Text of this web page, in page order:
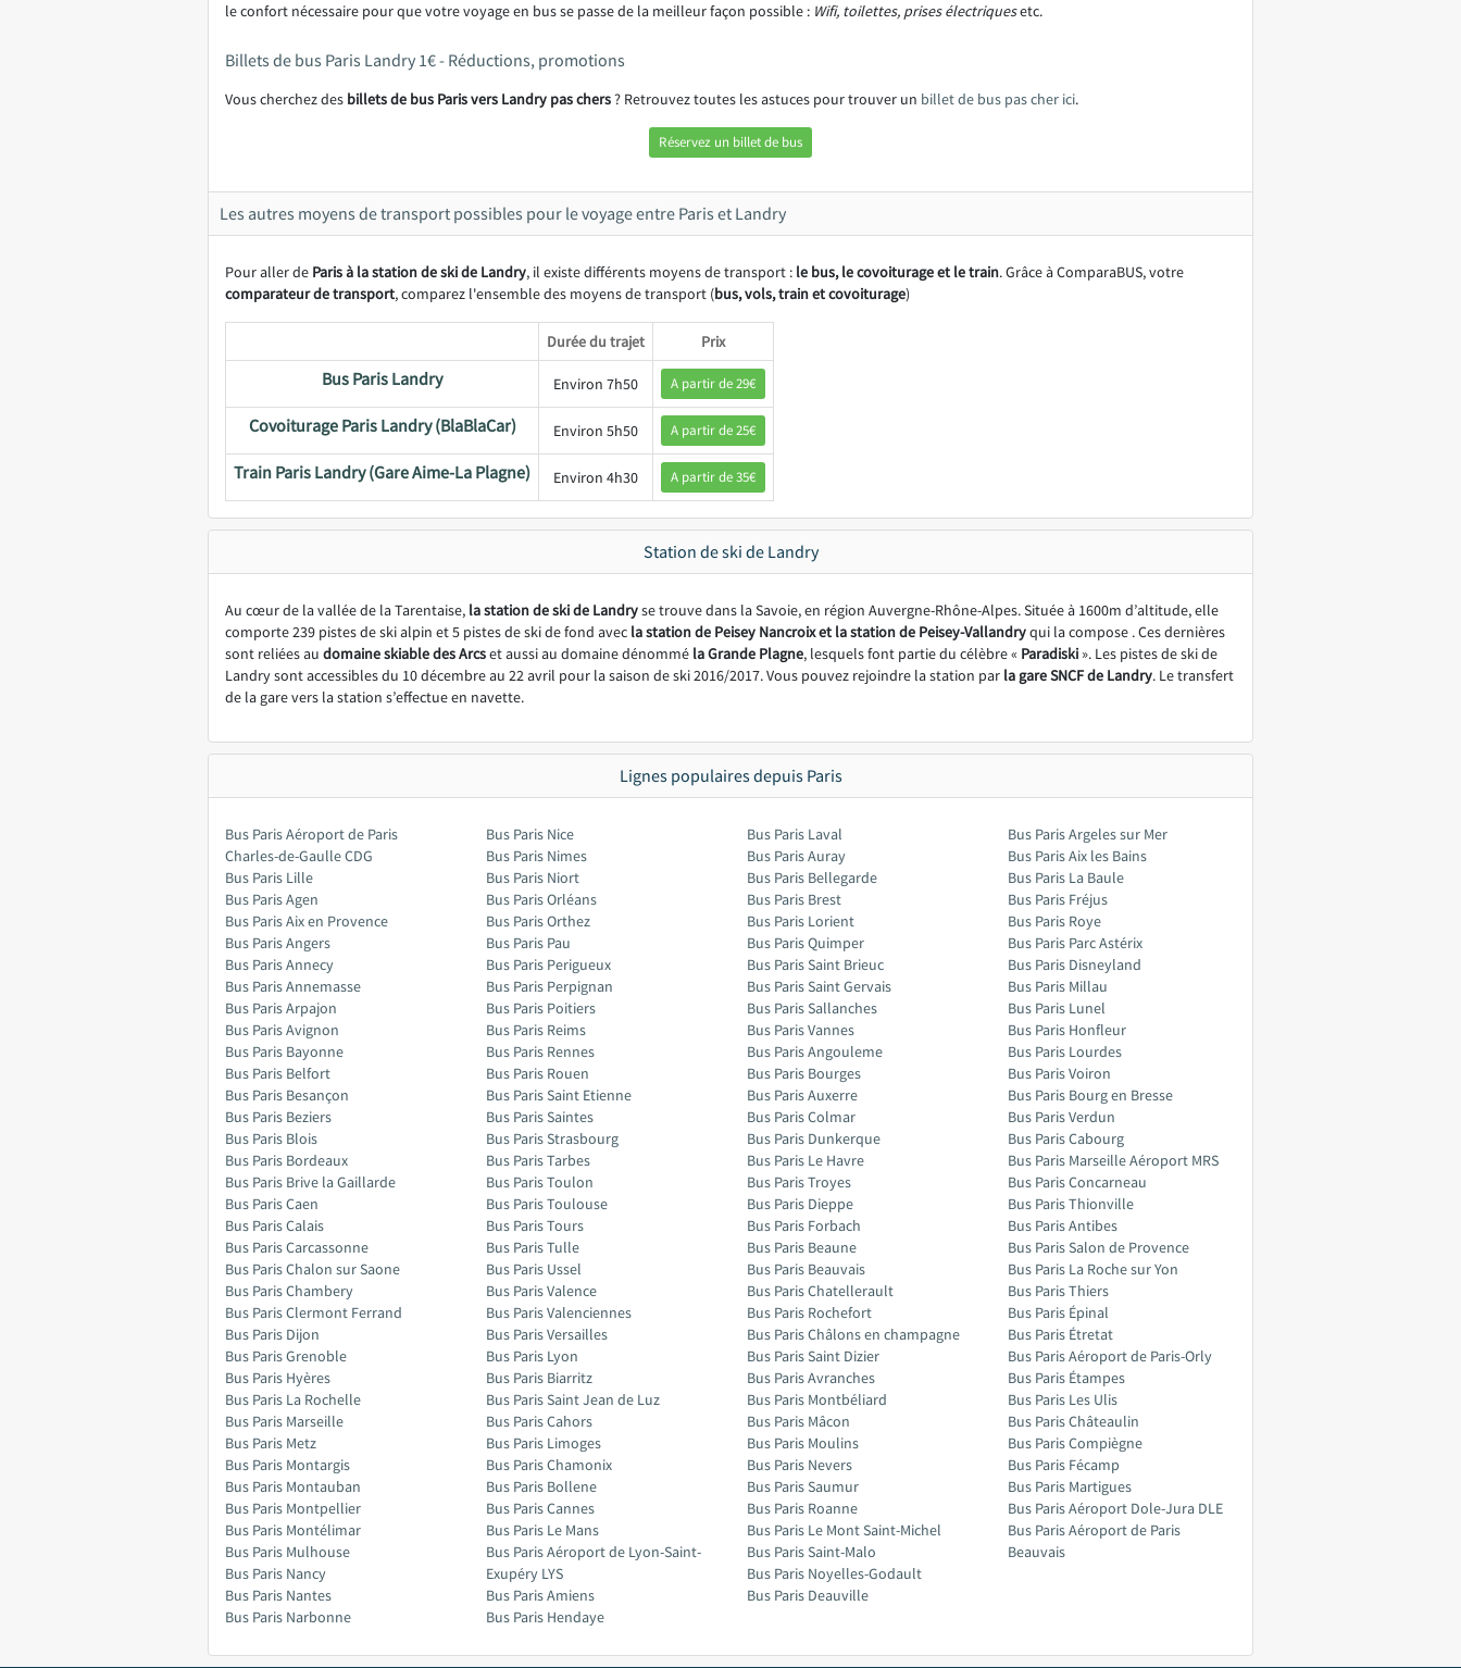
le confort nécessaire pour que votre voyage en bus se passe de la meilleur façon possible : Wifi, toilettes, prises électriquesetc.
Billets de bus Paris Landry 1€ - Réductions, promotions
Vous cherchez des billets de bus Paris vers Landry pas chers? Retrouvez toutes les astuces pour trouver un billet de bus pas cher ici.
Réservez un billet de bus
Les autres moyens de transport possibles pour le voyage entre Paris et Landry
Pour aller de Paris à la station de ski de Landry, il existe différents moyens de transport : le bus, le covoiturage et le train. Grâce à ComparaBUS, votre
comparateur de transport, comparez l'ensemble des moyens de transport (bus, vols, train et covoiturage)
Durée du trajet Prix
Bus Paris Landry Environ 7h50 A partir de 29€
Covoiturage Paris Landry (BlaBlaCar) Environ 5h50 A partir de 25€
Train Paris Landry (Gare Aime-La Plagne) Environ 4h30 A partir de 35€
Station de ski de Landry
Au cœur de la vallée de la Tarentaise, la station de ski de Landryse trouve dans la Savoie, en région Auvergne-Rhône-Alpes. Située à 1600m d’altitude, elle
comporte 239 pistes de ski alpin et 5 pistes de ski de fond avec la station de Peisey Nancroix et la station de Peisey-Vallandryqui la compose . Ces dernières
sont reliées au domaine skiable des Arcset aussi au domaine dénommé la Grande Plagne, lesquels font partie du célèbre « Paradiski ». Les pistes de ski de
Landry sont accessibles du 10 décembre au 22 avril pour la saison de ski 2016/2017. Vous pouvez rejoindre la station par la gare SNCF de Landry. Le transfert
de la gare vers la station s’effectue en navette.
Lignes populaires depuis Paris
Bus Paris Aéroport de Paris
Charles-de-Gaulle CDG
Bus Paris Lille
Bus Paris Agen
Bus Paris Aix en Provence
Bus Paris Angers
Bus Paris Annecy
Bus Paris Annemasse
Bus Paris Arpajon
Bus Paris Avignon
Bus Paris Bayonne
Bus Paris Belfort
Bus Paris Besançon
Bus Paris Beziers
Bus Paris Blois
Bus Paris Bordeaux
Bus Paris Brive la Gaillarde
Bus Paris Caen
Bus Paris Calais
Bus Paris Carcassonne
Bus Paris Chalon sur Saone
Bus Paris Chambery
Bus Paris Clermont Ferrand
Bus Paris Dijon
Bus Paris Grenoble
Bus Paris Hyères
Bus Paris La Rochelle
Bus Paris Marseille
Bus Paris Metz
Bus Paris Montargis
Bus Paris Montauban
Bus Paris Montpellier
Bus Paris Montélimar
Bus Paris Mulhouse
Bus Paris Nancy
Bus Paris Nantes
Bus Paris Narbonne
Bus Paris Nice
Bus Paris Nimes
Bus Paris Niort
Bus Paris Orléans
Bus Paris Orthez
Bus Paris Pau
Bus Paris Perigueux
Bus Paris Perpignan
Bus Paris Poitiers
Bus Paris Reims
Bus Paris Rennes
Bus Paris Rouen
Bus Paris Saint Etienne
Bus Paris Saintes
Bus Paris Strasbourg
Bus Paris Tarbes
Bus Paris Toulon
Bus Paris Toulouse
Bus Paris Tours
Bus Paris Tulle
Bus Paris Ussel
Bus Paris Valence
Bus Paris Valenciennes
Bus Paris Versailles
Bus Paris Lyon
Bus Paris Biarritz
Bus Paris Saint Jean de Luz
Bus Paris Cahors
Bus Paris Limoges
Bus Paris Chamonix
Bus Paris Bollene
Bus Paris Cannes
Bus Paris Le Mans
Bus Paris Aéroport de Lyon-Saint-
Exupéry LYS
Bus Paris Amiens
Bus Paris Hendaye
Bus Paris Laval
Bus Paris Auray
Bus Paris Bellegarde
Bus Paris Brest
Bus Paris Lorient
Bus Paris Quimper
Bus Paris Saint Brieuc
Bus Paris Saint Gervais
Bus Paris Sallanches
Bus Paris Vannes
Bus Paris Angouleme
Bus Paris Bourges
Bus Paris Auxerre
Bus Paris Colmar
Bus Paris Dunkerque
Bus Paris Le Havre
Bus Paris Troyes
Bus Paris Dieppe
Bus Paris Forbach
Bus Paris Beaune
Bus Paris Beauvais
Bus Paris Chatellerault
Bus Paris Rochefort
Bus Paris Châlons en champagne
Bus Paris Saint Dizier
Bus Paris Avranches
Bus Paris Montbéliard
Bus Paris Mâcon
Bus Paris Moulins
Bus Paris Nevers
Bus Paris Saumur
Bus Paris Roanne
Bus Paris Le Mont Saint-Michel
Bus Paris Saint-Malo
Bus Paris Noyelles-Godault
Bus Paris Deauville
Bus Paris Argeles sur Mer
Bus Paris Aix les Bains
Bus Paris La Baule
Bus Paris Fréjus
Bus Paris Roye
Bus Paris Parc Astérix
Bus Paris Disneyland
Bus Paris Millau
Bus Paris Lunel
Bus Paris Honfleur
Bus Paris Lourdes
Bus Paris Voiron
Bus Paris Bourg en Bresse
Bus Paris Verdun
Bus Paris Cabourg
Bus Paris Marseille Aéroport MRS
Bus Paris Concarneau
Bus Paris Thionville
Bus Paris Antibes
Bus Paris Salon de Provence
Bus Paris La Roche sur Yon
Bus Paris Thiers
Bus Paris Épinal
Bus Paris Étretat
Bus Paris Aéroport de Paris-Orly
Bus Paris Étampes
Bus Paris Les Ulis
Bus Paris Châteaulin
Bus Paris Compiègne
Bus Paris Fécamp
Bus Paris Martigues
Bus Paris Aéroport Dole-Jura DLE
Bus Paris Aéroport de Paris
Beauvais